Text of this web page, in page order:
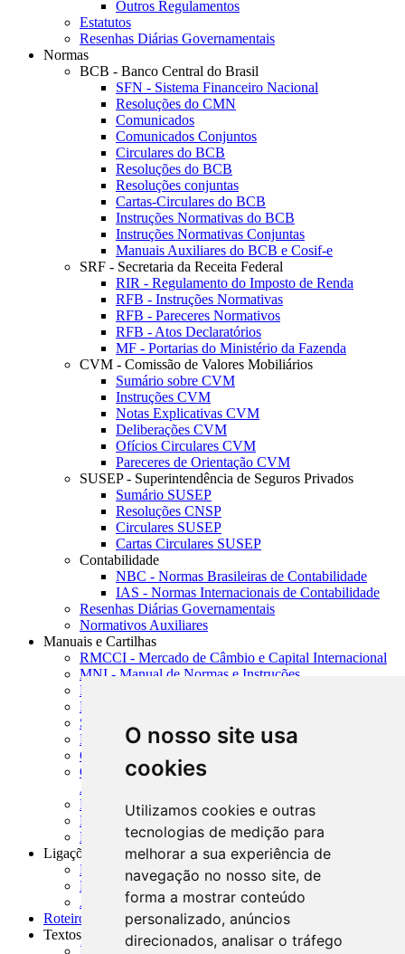
O nosso site usa
cookies
Utilizamos cookies e outras
tecnologias de medição para
melhorar a sua experiência de
navegação no nosso site, de
forma a mostrar conteúdo
personalizado, anúncios
direcionados, analisar o tráfego
Outros Regulamentos
Estatutos
Resenhas Diárias Governamentais
Normas
BCB - Banco Central do Brasil
SFN - Sistema Financeiro Nacional
Resoluções do CMN
Comunicados
Comunicados Conjuntos
Circulares do BCB
Resoluções do BCB
Resoluções conjuntas
Cartas-Circulares do BCB
Instruções Normativas do BCB
Instruções Normativas Conjuntas
Manuais Auxiliares do BCB e Cosif-e
SRF - Secretaria da Receita Federal
RIR - Regulamento do Imposto de Renda
RFB - Instruções Normativas
RFB - Pareceres Normativos
RFB - Atos Declaratórios
MF - Portarias do Ministério da Fazenda
CVM - Comissão de Valores Mobiliários
Sumário sobre CVM
Instruções CVM
Notas Explicativas CVM
Deliberações CVM
Ofícios Circulares CVM
Pareceres de Orientação CVM
SUSEP - Superintendência de Seguros Privados
Sumário SUSEP
Resoluções CNSP
Circulares SUSEP
Cartas Circulares SUSEP
Contabilidade
NBC - Normas Brasileiras de Contabilidade
IAS - Normas Internacionais de Contabilidade
Resenhas Diárias Governamentais
Normativos Auxiliares
Manuais e Cartilhas
RMCCI - Mercado de Câmbio e Capital Internacional
MNI - Manual de Normas e Instruções
MTVM - Manual de Títulos e Valores Mobiliários
MCR - Manual de Crédito Rural
SISORF - Manual de Organização do SFN
MASUP - Manual de Supervisão Bancária
CADOC - Catálogo de Documentos
CNAE-CONCLA - Classificação Nacional de
Atividades Econômicas
PMF - Cartilhas do BCB
Manuais Auxiliares do BCB e Cosif-e
Resenhas Diárias Governamentais
Ligações Externas
Links Úteis
Presidência da República
Agências Nacionais Reguladoras
Roteiros para Estudos
Textos